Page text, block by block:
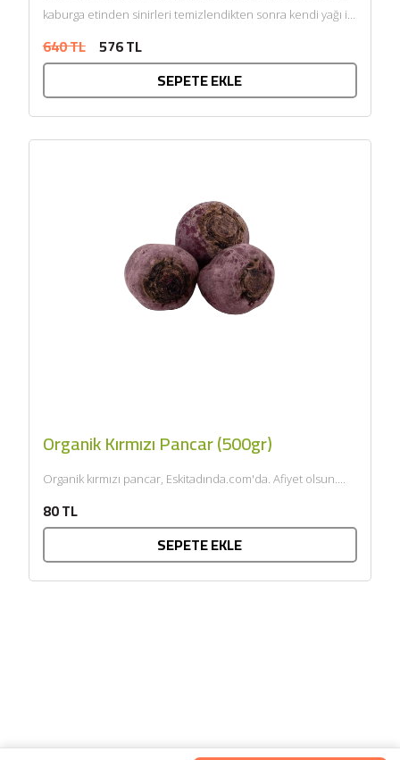
kaburga etinden sinirleri temizlendikten sonra kendi yağı ile
640 TL 576 TL
SEPETE EKLE
Organik Kırmızı Pancar (500gr)
Organik kırmızı pancar, Eskitadında.com'da. Afiyet olsun....
80 TL
SEPETE EKLE